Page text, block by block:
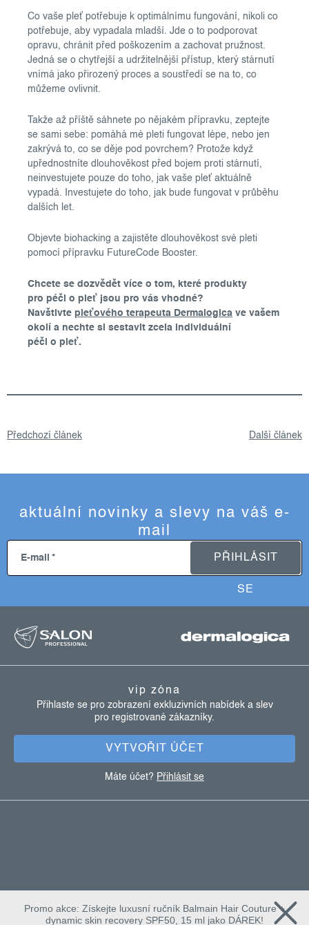
Co vaše pleť potřebuje k optimálnímu fungování, nikoli co
potřebuje, aby vypadala mladší. Jde o to podporovat
opravu, chránit před poškozením a zachovat pružnost.
Jedná se o chytřejší a udržitelnější přístup, který stárnutí
vnímá jako přirozený proces a soustředí se na to, co
můžeme ovlivnit.
Takže až příště sáhnete po nějakém přípravku, zeptejte
se sami sebe: pomáhá mé pleti fungovat lépe, nebo jen
zakrývá to, co se děje pod povrchem? Protože když
upřednostníte dlouhověkost před bojem proti stárnutí,
neinvestujete pouze do toho, jak vaše pleť aktuálně
vypadá. Investujete do toho, jak bude fungovat v průběhu
dalších let.
Objevte biohacking a zajistěte dlouhověkost své pleti
pomocí přípravku FutureCode Booster.
Chcete se dozvědět více o tom, které produkty
pro péči o pleť jsou pro vás vhodné?
Navštivte pleťového terapeuta Dermalogica ve vašem
okolí a nechte si sestavit zcela individuální
péči o pleť.
Předchozí článek Další článek
aktuální novinky a slevy na váš e-
mail
E-mail PŘIHLÁSIT
SE
vip zóna
Přihlaste se pro zobrazení exkluzivních nabídek a slev
pro registrované zákazníky.
VYTVOŘIT ÚČET
Máte účet? Přihlásit se
Promo akce: Získejte luxusní ručník Balmain Hair Couture +
dynamic skin recovery SPF50, 15 ml jako DÁREK!